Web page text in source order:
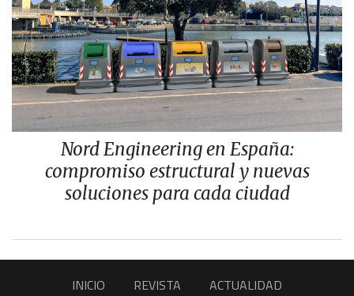
Nord Engineering en España:
compromiso estructural y nuevas
soluciones para cada ciudad
INICIO REVISTA
ACTUALIDAD